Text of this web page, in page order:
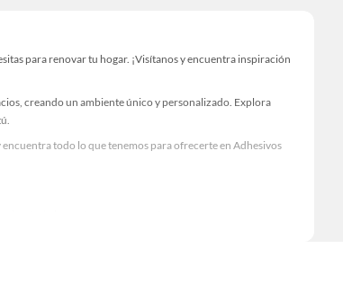
para renovar tu hogar. ¡Visítanos y encuentra inspiración
creando un ambiente único y personalizado. Explora
todo lo que tenemos para ofrecerte en Adhesivos
todo lo que tenemos para ofrecerte!